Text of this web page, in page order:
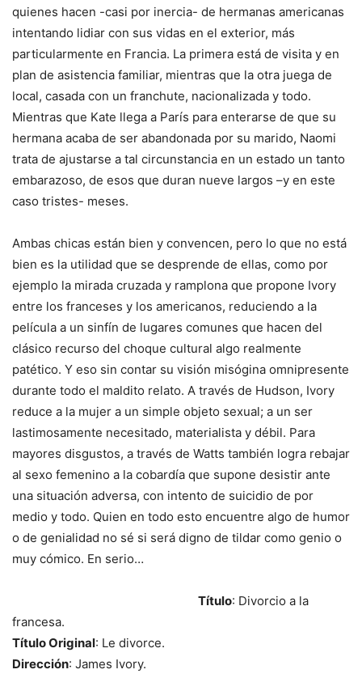
quienes hacen -casi por inercia- de hermanas americanas
intentando lidiar con sus vidas en el exterior, más
particularmente en Francia. La primera está de visita y en
plan de asistencia familiar, mientras que la otra juega de
local, casada con un franchute, nacionalizada y todo.
Mientras que Kate llega a París para enterarse de que su
hermana acaba de ser abandonada por su marido, Naomi
trata de ajustarse a tal circunstancia en un estado un tanto
embarazoso, de esos que duran nueve largos –y en este
caso tristes- meses.
Ambas chicas están bien y convencen, pero lo que no está
bien es la utilidad que se desprende de ellas, como por
ejemplo la mirada cruzada y ramplona que propone Ivory
entre los franceses y los americanos, reduciendo a la
película a un sinfín de lugares comunes que hacen del
clásico recurso del choque cultural algo realmente
patético. Y eso sin contar su visión misógina omnipresente
durante todo el maldito relato. A través de Hudson, Ivory
reduce a la mujer a un simple objeto sexual; a un ser
lastimosamente necesitado, materialista y débil. Para
mayores disgustos, a través de Watts también logra rebajar
al sexo femenino a la cobardía que supone desistir ante
una situación adversa, con intento de suicidio de por
medio y todo. Quien en todo esto encuentre algo de humor
o de genialidad no sé si será digno de tildar como genio o
muy cómico. En serio…
Título: Divorcio a la
francesa.
Título Original: Le divorce.
Dirección: James Ivory.